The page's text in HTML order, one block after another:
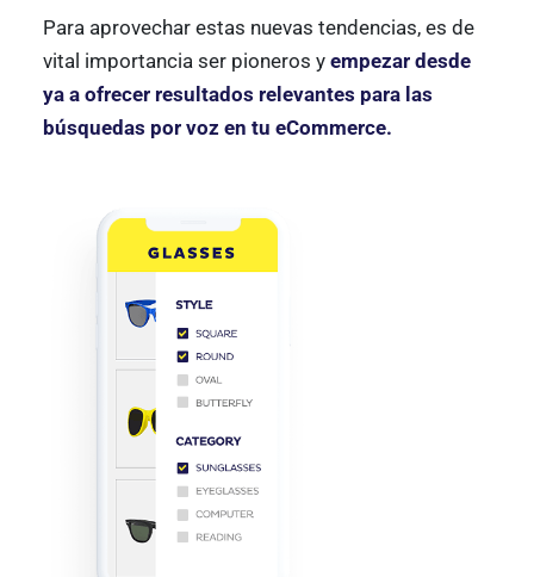
Para aprovechar estas nuevas tendencias, es de
vital importancia ser pioneros y empezar desde
ya a ofrecer resultados relevantes para las
búsquedas por voz en tu eCommerce.